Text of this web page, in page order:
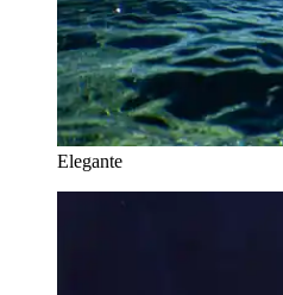
Elegante